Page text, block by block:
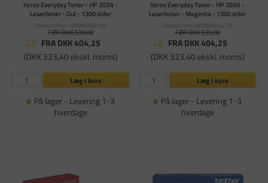
Xerox Everyday Toner - HP 203A -
Lasertoner - Gul - 1300 sider
Varenummer: XER006R04178
FØR DKK 539,00
FRA DKK 404,25
(DKK 323,40 ekskl. moms)
Læg i kurv
På lager - Levering 1-3
hverdage
Xerox Everyday Toner - HP 203A -
Lasertoner - Magenta - 1300 sider
Varenummer: XER006R04179
FØR DKK 539,00
FRA DKK 404,25
(DKK 323,40 ekskl. moms)
Læg i kurv
På lager - Levering 1-3
hverdage